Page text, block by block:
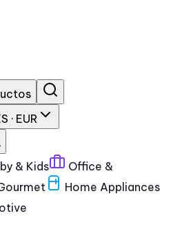
· EUR
& Kids
Office &
Home Appliances